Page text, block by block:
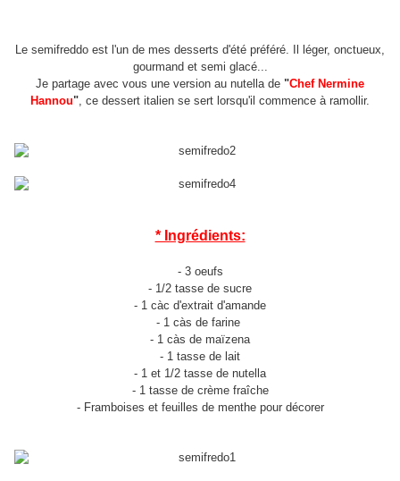
Le semifreddo est l'un de mes desserts d'été préféré. Il léger, onctueux,
gourmand et semi glacé...
Je partage avec vous une version au nutella de "Chef Nermine
Hannou", ce dessert italien se sert lorsqu'il commence à ramollir.
* Ingrédients:
- 3 oeufs
- 1/2 tasse de sucre
- 1 càc d'extrait d'amande
- 1 càs de farine
- 1 càs de maïzena
- 1 tasse de lait
- 1 et 1/2 tasse de nutella
- 1 tasse de crème fraîche
- Framboises et feuilles de menthe pour décorer